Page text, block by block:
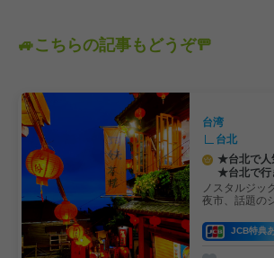
🚙こちらの記事もどうぞ🚥
台湾
台北
★台北で人
★台北で行
ノスタルジッ
夜市、話題の
あります。魅
北で、いま行
JCB特典